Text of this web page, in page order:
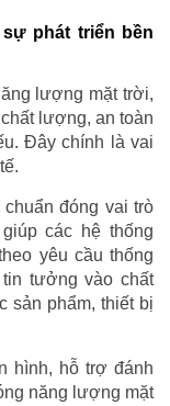
phát triển bền
lượng mặt trời,
lượng, an toàn
Đây chính là vai
đóng vai trò
các hệ thống
yêu cầu thống
tưởng vào chất
sản phẩm, thiết bị
hình, hỗ trợ đánh
năng lượng mặt